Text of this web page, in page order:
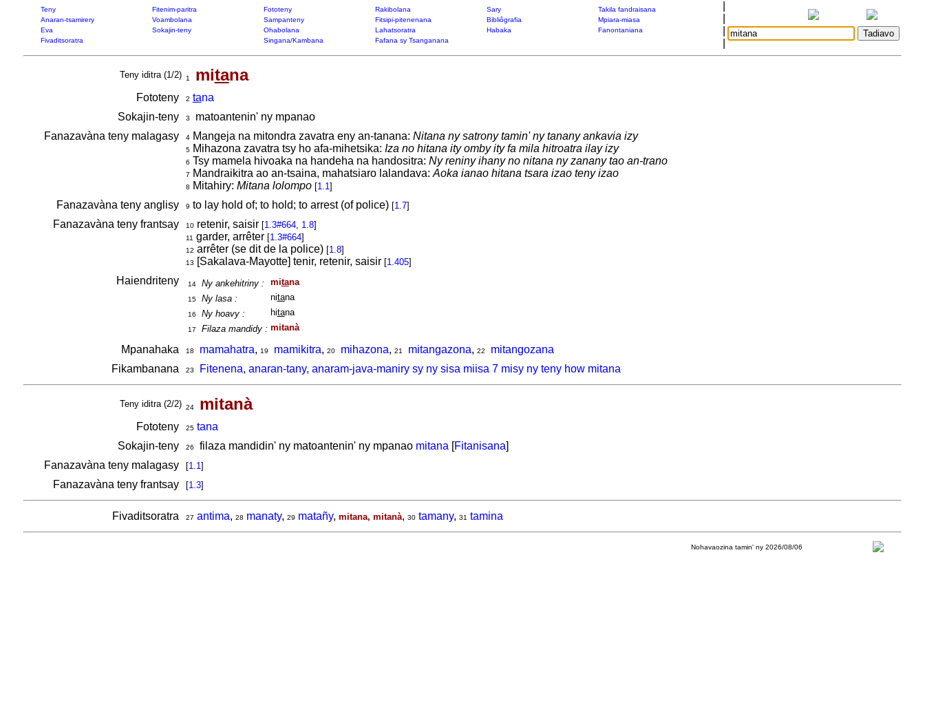
Teny Fitenim-paritra Fototeny Rakibolana Sary
Takila fandraisana
Anaran-tsamirery
Voambolana Sampanteny Fitsipi-pitenenana Bibliôgrafia
Mpiara-miasa
Eva
Sokajin-teny Ohabolana Lahatsoratra Habaka
Fanontaniana
Fivaditsoratra
Singana/Kambana Fafana sy Tsanganana
Teny iditra (1/2) 1 mitana
Fototeny 2 tana
Sokajin-teny
3
matoantenin' ny mpanao
Fanazavàna teny malagasy
4Mangeja na mitondra zavatra eny an-tanana: Nitana ny satrony tamin' ny tanany ankavia izy
5Mihazona zavatra tsy ho afa-mihetsika: Iza no hitana ity omby ity fa mila hitroatra ilay izy
6 Tsy mamela hivoaka na handeha na handositra: Ny reniny ihany no nitana ny zanany tao an-trano
7 Mandraikitra ao an-tsaina, mahatsiaro lalandava: Aoka ianao hitana tsara izao teny izao
8 Mitahiry: Mitana lolompo [1.1]
Fanazavàna teny anglisy 9 to lay hold of; to hold; to arrest (of police) [1.7]
Fanazavàna teny frantsay 10retenir, saisir [1.3#664, 1.8]
11 garder, arrêter [1.3#664]
12 arrêter (se dit de la police) [1.8]
13 [Sakalava-Mayotte] tenir, retenir, saisir [1.405]
Haiendriteny 14 Ny ankehitriny : mitana
15 Ny lasa : nitana
16 Ny hoavy : hitana
17 Filaza mandidy : mitanà
Mpanahaka 18 mamahatra, 19 mamikitra, 20 mihazona, 21 mitangazona, 22
mitangozana
Fikambanana
23 Fitenena, anaran-tany, anaram-java-maniry sy ny sisa miisa 7 misy ny teny how mitana
Teny iditra (2/2) 24 mitanà
Fototeny 25 tana
Sokajin-teny
26 filaza mandidin' ny matoantenin' ny mpanao mitana [Fitanisana]
Fanazavàna teny malagasy
[1.1]
Fanazavàna teny frantsay [1.3]
Fivaditsoratra 27 antima, 28 manaty, 29 matañy, mitana, mitanà, 30 tamany, 31 tamina
Nohavaozina tamin' ny 2026/08/06